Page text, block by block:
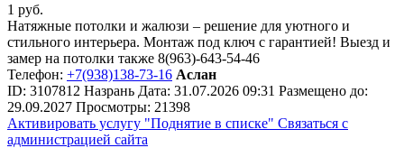
1 руб.
Натяжные потолки и жалюзи – решение для уютного и
стильного интерьера. Монтаж под ключ с гарантией! Выезд и
замер на потолки также 8(963)-643-54-46
Телефон: +7(938)138-73-16 Аслан
ID: 3107812 Назрань Дата: 31.07.2026 09:31 Размещено до:
29.09.2027 Просмотры: 21398
Активировать услугу "Поднятие в списке" Связаться с
администрацией сайта